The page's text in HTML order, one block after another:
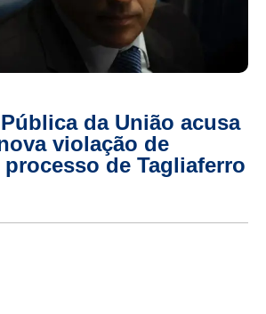
da União acusa
violação de
de Tagliaferro